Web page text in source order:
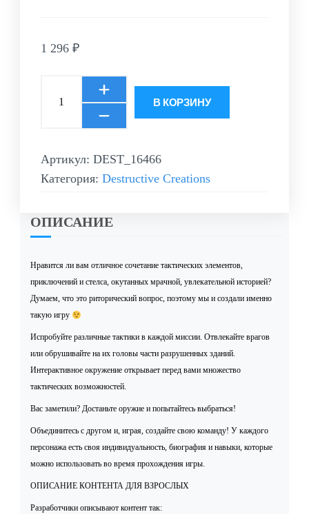
ОПИСАНИЕ
Нравится ли вам отличное сочетание тактических элементов,
приключений и стелса, окутанных мрачной, увлекательной историей?
Думаем, что это риторический вопрос, поэтому мы и создали именно
такую игру
Испробуйте различные тактики в каждой миссии. Отвлекайте врагов
или обрушивайте на их головы части разрушенных зданий.
Интерактивное окружение открывает перед вами множество
тактических возможностей.
Вас заметили? Достаньте оружие и попытайтесь выбраться!
Объединитесь с другом и, играя, создайте свою команду! У каждого
персонажа есть своя индивидуальность, биография и навыки, которые
можно использовать во время прохождения игры.
ОПИСАНИЕ КОНТЕНТА ДЛЯ ВЗРОСЛЫХ
Разработчики описывают контент так:
1 296 ₽
В КОРЗИНУ
Артикул: DEST_16466
Категория: Destructive Creations